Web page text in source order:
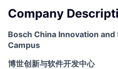
Company
Bosch China Innovation
Campus
博世创新与软件开发中心